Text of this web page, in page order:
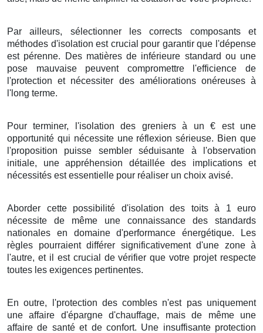
Par ailleurs, sélectionnerlescorrects composantset
méthodes d'isolation est crucial pour garantirque l'dépense
est pérenne. Des matièresde inférieure standard ou une
pose
mauvaisepeuvent compromettrel'efficience de
l'protection et nécessiter des améliorations onéreusesà
l' long terme.
Pour terminer, l'isolation des greniersà un € est une
opportunité qui nécessiteune réflexion sérieuse. Bien que
l'proposition puisse sembler séduisante à
l'observation
initiale, une appréhension détailléedes implicationset
nécessités estessentielle pour réaliser un choix avisé.
Aborder cette possibilité d'isolation des toitsà 1
euro
nécessite
de même une connaissance des standards
nationales en domained'performance énergétique. Les
règles
pourraient différer significativementd'une zoneà
l'autre, et il est crucial devérifier que votre projetrespecte
toutes les exigences pertinentes.
En outre, l'protection descombles n'est pas uniquement
uneaffaire d'épargned'chauffage, maisde mêmeune
affaire de santéet de confort. Une insuffisante protection